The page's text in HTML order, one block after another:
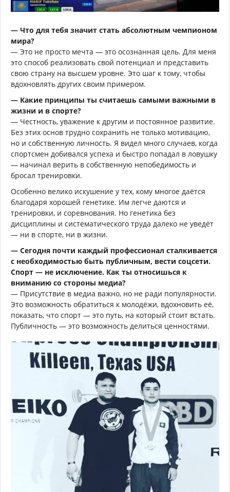
— Что для тебя значит стать абсолютным чемпионом
мира?
— Это не просто мечта — это осознанная цель. Для меня
это способ реализовать свой потенциал и представить
свою страну на высшем уровне. Это шаг к тому, чтобы
вдохновлять других своим примером.
— Какие принципы ты считаешь самыми важными в
жизни и в спорте?
— Честность, уважение к другим и постоянное развитие.
Без этих основ трудно сохранить не только мотивацию,
но и собственную личность. Я видел много случаев, когда
спортсмен добивался успеха и быстро попадал в ловушку
— начинал верить в собственную непобедимость и
бросал тренировки.
Особенно велико искушение у тех, кому многое даётся
благодаря хорошей генетике. Им легче даются и
тренировки, и соревнования. Но генетика без
дисциплины и систематического труда далеко не уведёт
— ни в спорте, ни в жизни.
— Сегодня почти каждый профессионал сталкивается
с необходимостью быть публичным, вести соцсети.
Спорт — не исключение. Как ты относишься к
вниманию со стороны медиа?
— Присутствие в медиа важно, но не ради популярности.
Это возможность обратиться к молодёжи, вдохновить её,
показать, что спорт — это путь, на который стоит встать.
Публичность — это возможность делиться ценностями.